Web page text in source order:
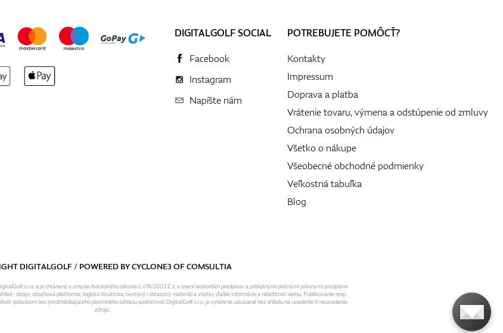
DIGITALGOLF SOCIAL
Facebook
Instagram
Napíšte nám
POTREBUJETE POMÔCŤ?
Kontakty
Impressum
Doprava a platba
Vrátenie tovaru, výmena a odstúpenie od zmluvy
Ochrana osobných údajov
Všetko o nákupe
Všeobecné obchodné podmienky
Veľkostná tabuľka
Blog
DIGITALGOLF / POWERED BYCYCLONE3OFCOMSULTIA
s.r.o. a je chránený v zmysle Autorského zákona č. 618/2003 Z.z. v znení neskorších predpisov a príslušnými platnými právnymi predpismi
- dizajn, obsahová platforma, logická štruktúra, textový i obrazový materiál a všetky ďalšie informácie a náležitosti webu. Publikovanie resp.
spôsobom bez predchádzajúceho písomného súhlasu spoločnosti DigitalGolf s.r.o. je výslovne zakázané bez ohľadu na uvedenie či neuvedenie
zdroja.